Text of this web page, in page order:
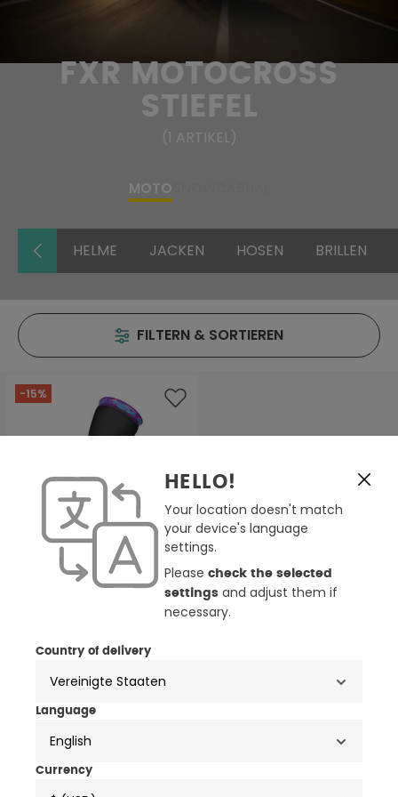
FXR MOTOCROSS
STIEFEL
(1 ARTIKEL)
MOTO
HELME JACKEN HOSEN BRILLEN
FILTERN & SORTIEREN
-15%
FXR Riding Sketchy
Motocross Socken
HELLO!
Your location doesn't match
your device's language
settings.
Please check the selected
settings and adjust them if
necessary.
Country of delivery
Language
English
Currency